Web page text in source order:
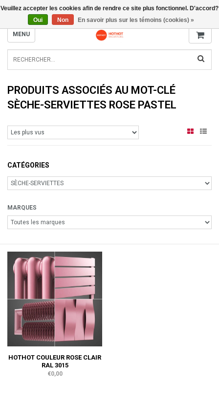
INFO@RADIATORS.SHOP
MENU
PRODUITS ASSOCIÉS AU MOT-CLÉ
SÈCHE-SERVIETTES ROSE PASTEL
CATÉGORIES
MARQUES
HOTHOT COULEUR ROSE CLAIR
RAL 3015
€0,00
Veuillez accepter les cookies afin de rendre ce site plus fonctionnel. D'accord?
Oui
Non En savoir plus sur les témoins (cookies) »